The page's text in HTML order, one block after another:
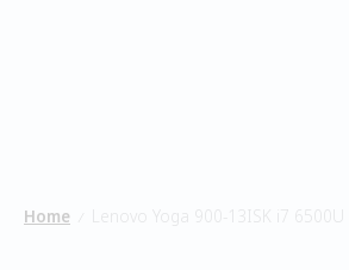
Home Lenovo Yoga 900-13ISK i7 6500U